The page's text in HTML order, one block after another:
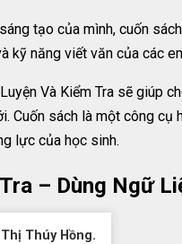
tạo của mình, cuốn
kỹ năng viết văn của các
Và Kiểm Tra sẽ giúp
sách là một công
lực của học sinh.
– Dùng Ngữ
Thúy Hồng.